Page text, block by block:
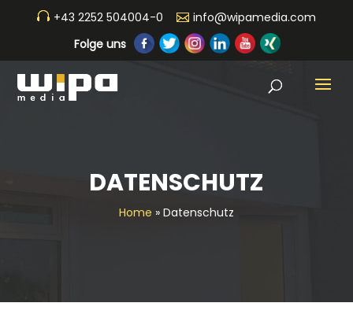
+43 2252 504004-0
info@wipamedia.com
Folge uns
DATENSCHUTZ
Home » Datenschutz